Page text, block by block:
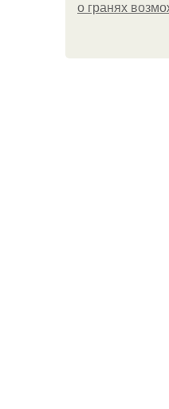
о гранях